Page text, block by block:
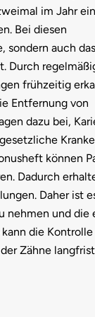
im Jahr
Bei diesen
sondern auch das
Durch
frühzeitig
Entfernung von
dazu bei,
können
Dadurch
Daher ist
nehmen und die
die
Zähne